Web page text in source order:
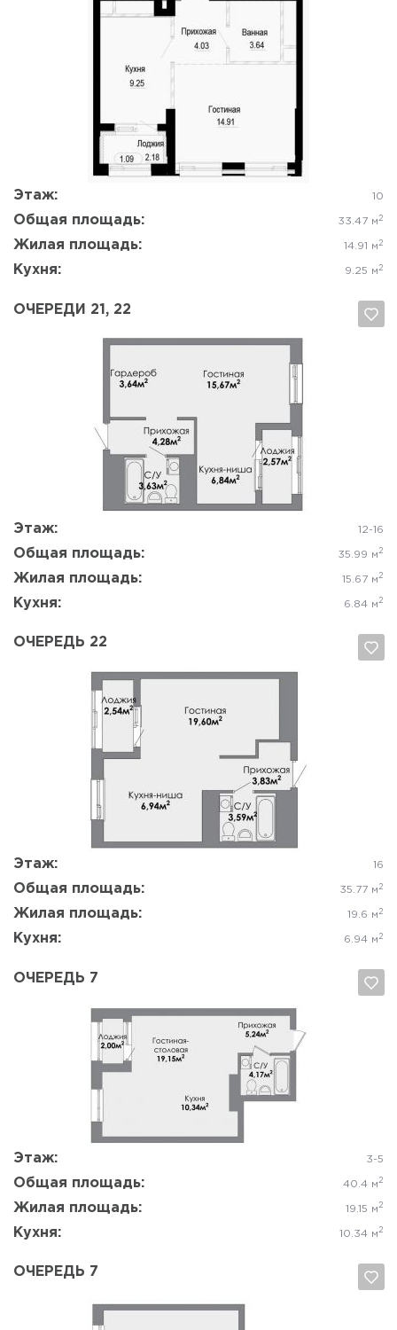
Этаж: 10
Общая площадь: 33.47 м 2
Жилая площадь: 14.91 м 2
Кухня: 9.25 м 2
Отмена
ОЧЕРЕДИ 21, 22
Этаж: 12-16
Общая площадь: 35.99 м 2
Жилая площадь: 15.67 м 2
Кухня: 6.84 м 2
Да, удалить Отмена
ОЧЕРЕДЬ 22
Этаж: 16
Общая площадь: 35.77 м 2
Жилая площадь: 19.6 м 2
Кухня: 6.94 м 2
Да, удалить Отмена
ОЧЕРЕДЬ 7
Этаж: 3-5
Общая площадь: 40.4 м 2
Жилая площадь: 19.15 м 2
Кухня: 10.34 м 2
ОЧЕРЕДЬ 7